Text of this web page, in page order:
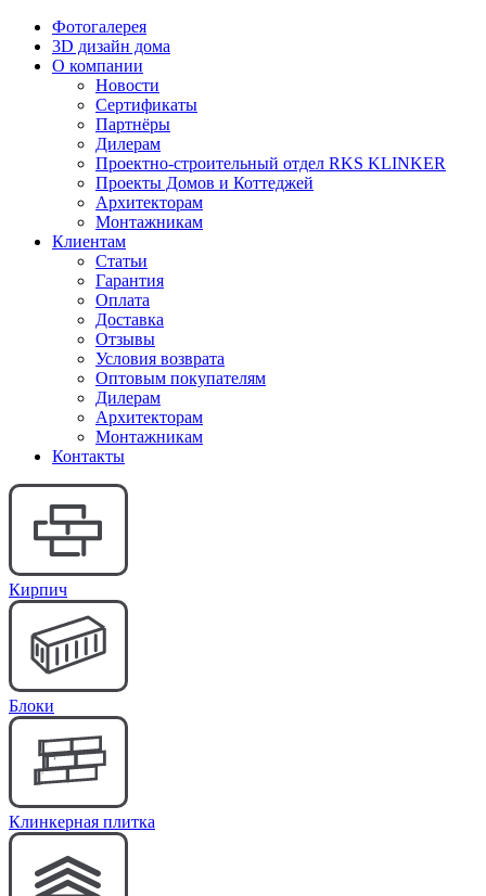
Фотогалерея
3D дизайн дома
О компании
Новости
Сертификаты
Партнёры
Дилерам
Проектно-строительный отдел RKS KLINKER
Проекты Домов и Коттеджей
Архитекторам
Монтажникам
Клиентам
Статьи
Гарантия
Оплата
Доставка
Отзывы
Условия возврата
Оптовым покупателям
Дилерам
Архитекторам
Монтажникам
Контакты
Кирпич
Блоки
Клинкерная плитка